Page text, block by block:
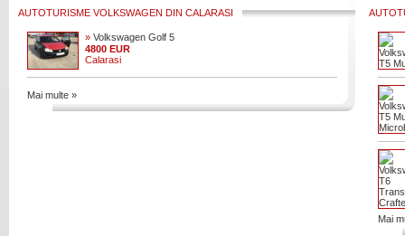
AUTOTURISME VOLKSWAGEN DIN CALARASI
» Volkswagen Golf 5
4800 EUR
Calarasi
Mai multe »
Mai